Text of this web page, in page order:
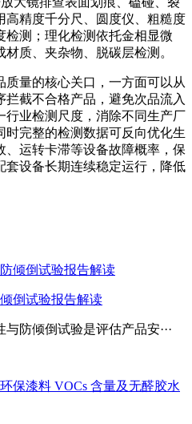
高精度千分尺、圆度仪、粗糙度
测；理化检测依托金相显微
质、夹杂物、脱碳层检测。
量的核心关口，一方面可以从
拦截不合格产品，避免次品流入
行业检测尺度，消除不同生产厂
完整的检测数据可反向优化生
、运转卡滞等设备故障概率，保
套设备长期连续稳定运行，降低
倒试验报告解读
防倾倒试验是评估产品安···